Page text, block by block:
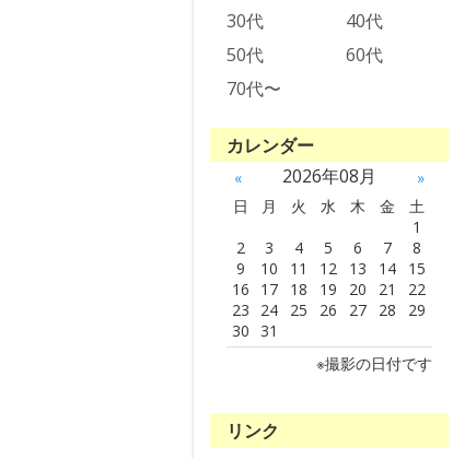
30代
40代
50代
60代
70代〜
カレンダー
2026年08月
«
»
日
月 火 水 木 金
土
1
2
3 4 5 6 7
8
9
10 11 12 13 14
15
16
17 18 19 20 21
22
23
24 25 26 27 28
29
30
31
※撮影の日付です
リンク